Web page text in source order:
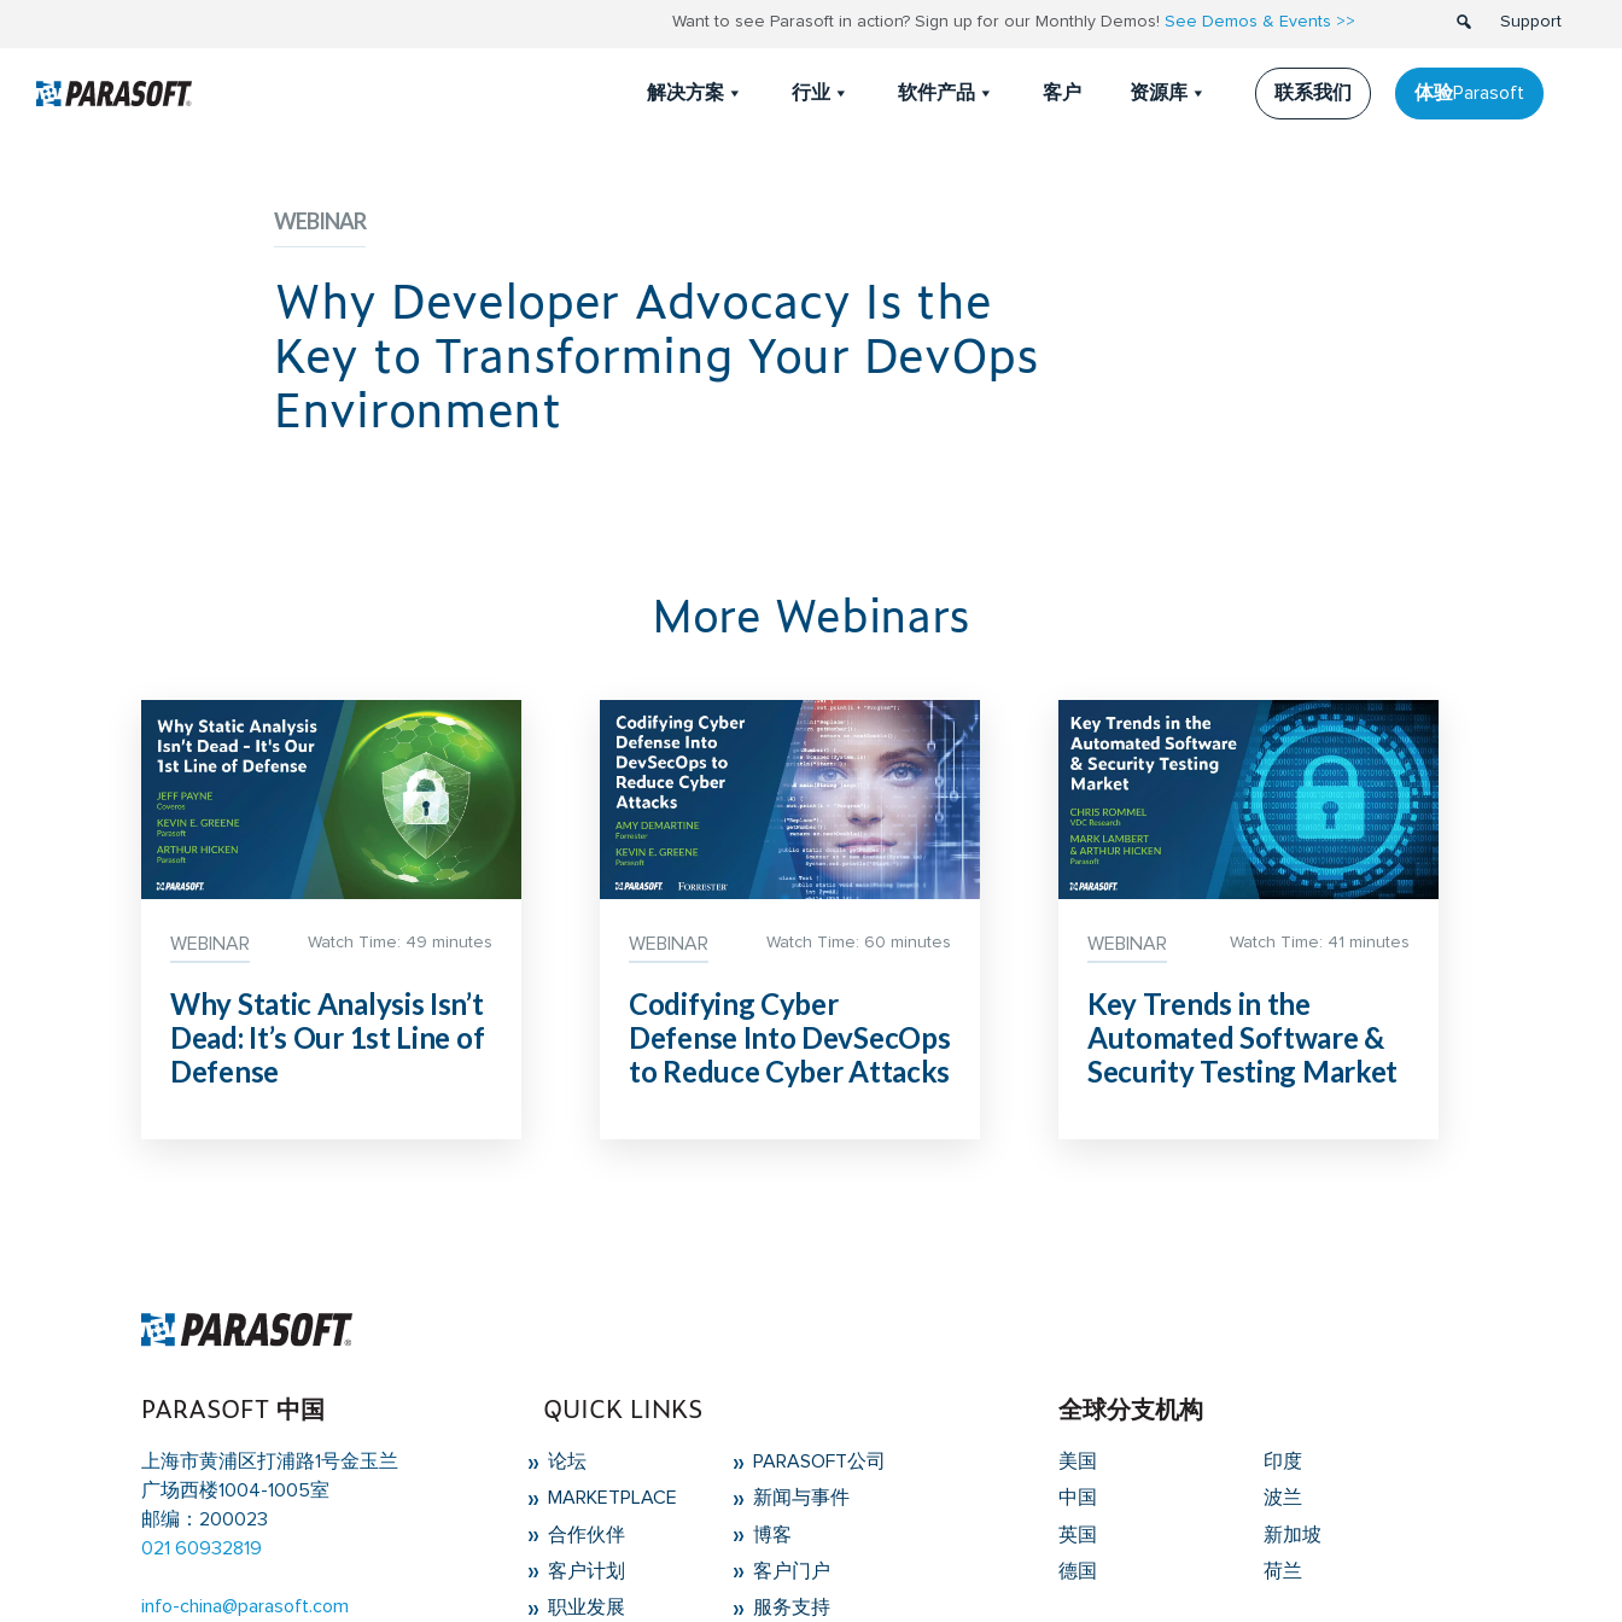
Want to see Parasoft in action? Sign up for our Monthly Demos! See Demos & Events >> Support
解决方案 行业 软件产品 客户 资源库 联系我们 体验Parasoft
WEBINAR
Why Developer Advocacy Is the
Key to Transforming Your DevOps
Environment
More Webinars
WEBINAR Watch Time: 49 minutes
Why Static Analysis Isn’t
Dead: It’s Our 1st Line of
Defense
WEBINAR Watch Time: 60 minutes
Codifying Cyber
Defense Into DevSecOps
to Reduce Cyber Attacks
WEBINAR Watch Time: 41 minutes
Key Trends in the
Automated Software &
Security Testing Market
PARASOFT 中国
上海市黄浦区打浦路1号金玉兰
广场西楼1004-1005室
邮编：200023
021 60932819
info-china@parasoft.com
QUICK LINKS
论坛
PARASOFT公司
MARKETPLACE
新闻与事件
合作伙伴
博客
客户计划
客户门户
职业发展
服务支持
全球分支机构
美国
印度
中国
波兰
英国
新加坡
德国
荷兰